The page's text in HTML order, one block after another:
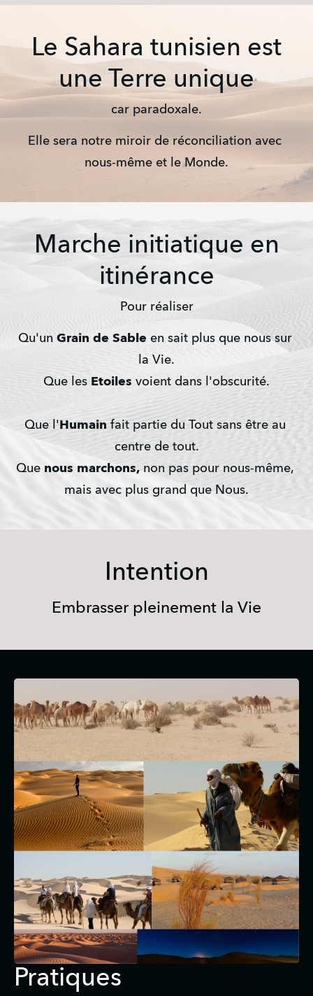
Le Sahara tunisien est
une Terre unique
car paradoxale.
Elle sera notre miroir de réconciliation avec
nous-même et le Monde.
Marche initiatique en
itinérance
Pour réaliser
Qu'un Grain de Sable en sait plus que nous sur
la Vie.
Que les Etoiles voient dans l'obscurité.
Que l' Humain fait partie du Tout sans être au
centre de tout.
Que nous marchons, non pas pour nous-même,
mais avec plus grand que Nous.
Intention
Embrasser pleinement la Vie
Pratiques